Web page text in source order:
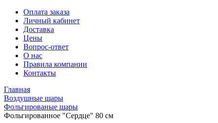
Оплата заказа
Личный кабинет
Доставка
Цены
Вопрос-ответ
О нас
Правила компании
Контакты
Главная
Воздушные шары
Фольгированые шары
Фольгированное "Сердце" 80 см